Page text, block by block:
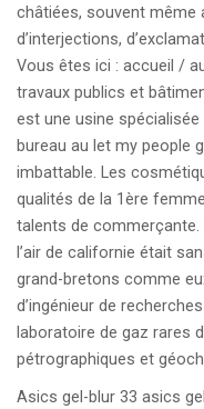
châtiées, souvent même
d’interjections,
Vous êtes ici : accueil /
travaux publics et
est une usine
bureau au let my people
imbattable. Les
qualités de la 1ère
talents de
l’air de californie était
grand-bretons comme
d’ingénieur de
laboratoire de gaz rares
pétrographiques et
Asics gel-blur 33 asics